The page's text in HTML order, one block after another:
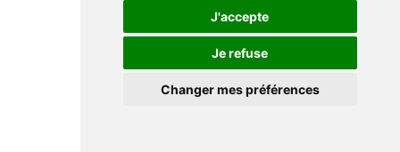
J'accepte
Je refuse
Changer mes préférences